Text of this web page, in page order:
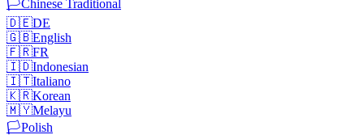
🏳️Chinese Traditional
🇩🇪DE
🇬🇧English
🇫🇷FR
🇮🇩Indonesian
🇮🇹Italiano
🇰🇷Korean
🇲🇾Melayu
🏳️Polish